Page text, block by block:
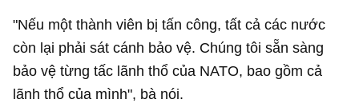
"Nếu một thành viên bị tấn công, tất cả các nước
còn lại phải sát cánh bảo vệ. Chúng tôi sẵn sàng
bảo vệ từng tấc lãnh thổ của NATO, bao gồm cả
lãnh thổ của mình", bà nói.